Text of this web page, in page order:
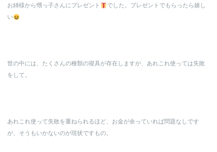
お姉様から甥っ子さんにプレゼント
でした。プレゼントでもらったら嬉し
い
世の中には、たくさんの種類の寝具が存在しますが、あれこれ使っては失敗
をして。
あれこれ使って失敗を重ねられるほど、お金が余っていれば問題なしです
が、そうもいかないのが現状ですもの。